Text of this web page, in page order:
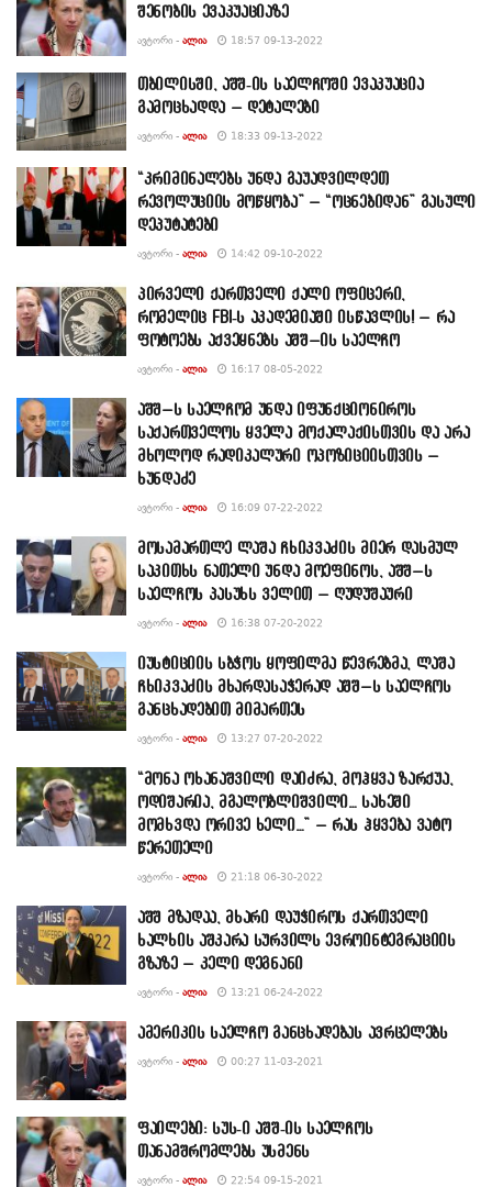
შენობის ევაკუაციაზე
ᲐᲕᲢᲝᲠᲘ - ᲐᲚᲘᲐ 18:57 09-13-2022
თბილისში, აშშ-ის საელჩოში ევაკუაცია
გამოცხადდა – დეტალები
ᲐᲕᲢᲝᲠᲘ - ᲐᲚᲘᲐ 18:33 09-13-2022
“კრიმინალებს უნდა გაუადვილდეთ
რევოლუციის მოწყობა” – “ოცნებიდან” გასული
დეპუტატები
ᲐᲕᲢᲝᲠᲘ - ᲐᲚᲘᲐ 14:42 09-10-2022
პირველი ქართველი ქალი ოფიცერი,
რომელიც FBI-ს აკადემიაში ისწავლის! – რა
ფოტოებს აქვეყნებს აშშ–ის საელჩო
ᲐᲕᲢᲝᲠᲘ - ᲐᲚᲘᲐ 16:17 08-05-2022
აშშ–ს საელჩომ უნდა იფუნქციონიროს
საქართველოს ყველა მოქალაქისთვის და არა
მხოლოდ რადიკალური ოპოზიციისთვის –
ხუნდაძე
ᲐᲕᲢᲝᲠᲘ - ᲐᲚᲘᲐ 16:09 07-22-2022
მოსამართლე ლაშა ჩხიკვაძის მიერ დასმულ
საკითხს ნათელი უნდა მოეფინოს, აშშ–ს
საელჩოს პასუხს ველით – ღუდუშაური
ᲐᲕᲢᲝᲠᲘ - ᲐᲚᲘᲐ 16:38 07-20-2022
იუსტიციის სბჭოს ყოფილმა წევრებმა, ლაშა
ჩხიკვაძის მხარდასაჭერად აშშ–ს საელჩოს
განცხადებით მიმართეს
ᲐᲕᲢᲝᲠᲘ - ᲐᲚᲘᲐ 13:27 07-20-2022
“მონა ოხანაშვილი დაიძრა, მოჰყვა ზარქუა,
ოდიშარია, მგალობლიშვილი… სახეში
მომხვდა ორივე ხელი…” – რას ჰყვება ვატო
წერეთელი
ᲐᲕᲢᲝᲠᲘ - ᲐᲚᲘᲐ 21:18 06-30-2022
აშშ მზადაა, მხარი დაუჭიროს ქართველი
ხალხის აშკარა სურვილს ევროინტეგრაციის
გზაზე – კელი დეგნანი
ᲐᲕᲢᲝᲠᲘ - ᲐᲚᲘᲐ 13:21 06-24-2022
ამერიკის საელჩო განცხადებას ავრცელებს
ᲐᲕᲢᲝᲠᲘ - ᲐᲚᲘᲐ 00:27 11-03-2021
ფაილები: სუს-ი აშშ-ის საელჩოს
თანამშრომლებს უსმენს
ᲐᲕᲢᲝᲠᲘ - ᲐᲚᲘᲐ 22:54 09-15-2021